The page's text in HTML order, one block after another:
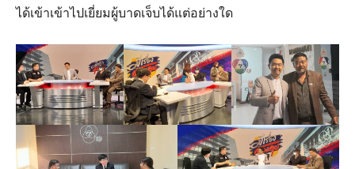
ได้เข้าเข้าไปเยี่ยมผู้บาดเจ็บได้แต่อย่างใด